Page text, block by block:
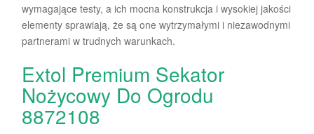
wymagające testy, a ich mocna konstrukcja i wysokiej jakości
elementy sprawiają, że są one wytrzymałymi i niezawodnymi
partnerami w trudnych warunkach.
Extol Premium Sekator
Nożycowy Do Ogrodu
8872108